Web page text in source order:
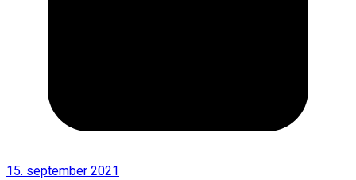
15. september 2021